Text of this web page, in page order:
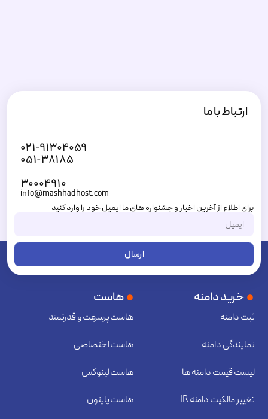
ارتباط با ما
۰۲۱-۹۱۳۰۴۰۵۹
۰۵۱-۳۸۱۸۵
۳۰۰۰۴۹۱۰
info@mashhadhost.com
برای اطلاع از آخرین اخبار و جشنواره های ما ایمیل خود را وارد کنید
ارسال
خرید دامنه
ثبت دامنه
نمایندگی دامنه
لیست قیمت دامنه ها
تغییر مالکیت دامنه IR
هاست
هاست پرسرعت و قدرتمند
هاست اختصاصی
هاست لینوکس
هاست پایتون